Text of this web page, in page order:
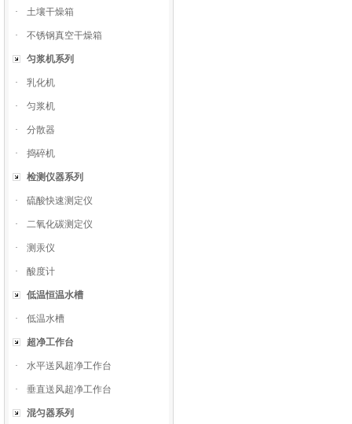
· 土壤干燥箱
· 不锈钢真空干燥箱
匀浆机系列
· 乳化机
· 匀浆机
· 分散器
· 捣碎机
检测仪器系列
· 硫酸快速测定仪
· 二氧化碳测定仪
· 测汞仪
· 酸度计
低温恒温水槽
· 低温水槽
超净工作台
· 水平送风超净工作台
· 垂直送风超净工作台
混匀器系列